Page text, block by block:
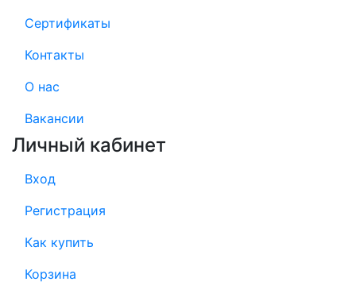
Сертификаты
Контакты
О нас
Вакансии
Личный кабинет
Вход
Регистрация
Как купить
Корзина